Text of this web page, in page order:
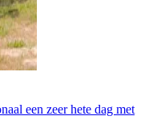
een zeer hete dag met